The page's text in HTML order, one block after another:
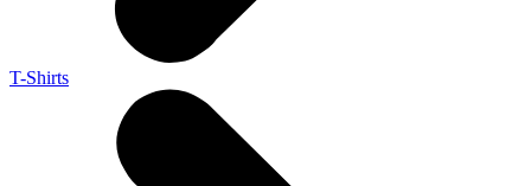
T-Shirts